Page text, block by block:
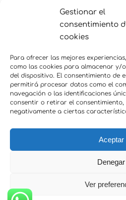
Gestionar el
consentimiento
cookies
Para ofrecer las mejores
como las cookies para almacenar y/
del dispositivo. El consentimiento de
permitirá procesar datos como el
navegación o las identificaciones
consentir o retirar el consentimiento,
negativamente a ciertas
Aceptar
Denegar
Ver
PREVENCIÓN DE
VERBALES: Una
aprender a
enkauma
Av. Corona de
Sagunto
55€
© 2026 enkauma.com -